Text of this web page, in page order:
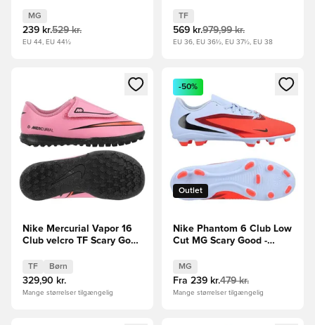
MG
239 kr.529 kr.
EU 44, EU 44½
TF
569 kr.979,99 kr.
EU 36, EU 36½, EU 37½, EU 38
Åbner en Modal til at logge ind eller tilmelde dig som
Nike Mercurial Vapor 16
Club velcro TF Scary Good
TF Børn
329,90 kr.
Mange størrelser tilgængelig
Åbner en Modal til at logge
Outlet
-50%
Nike Phantom 6 Club Low
Cut MG Scary Good -
MG
Fra 239 kr.479 kr.
Mange størrelser tilgængelig